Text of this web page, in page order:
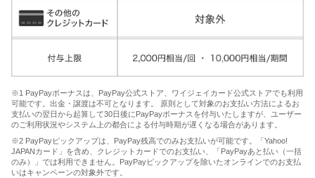
※1 PayPayボーナスは、PayPay公式ストア、ワイジェイカード公式ストアでも利用
可能です。出金・譲渡は不可となります。 原則として対象のお支払い方法によるお
支払いの翌日から起算して30日後にPayPayボーナスを付与いたしますが、ユーザー
のご利用状況やシステム上の都合による付与時期が遅くなる場合があります。
※2 PayPayピックアップは、PayPay残高でのみお支払いが可能です。「Yahoo!
JAPANカード」を含め、クレジットカードでのお支払い、「PayPayあと払い（一括
のみ）」では利用できません。PayPayピックアップを除いたオンラインでのお支払
いはキャンペーンの対象外です。